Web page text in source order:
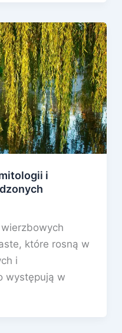
i
które rosną w
i
występują w